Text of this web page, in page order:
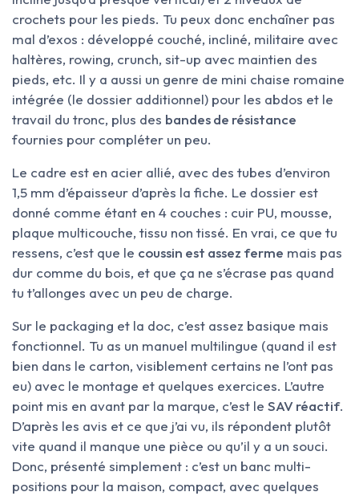
crochets pour les pieds. Tu peux donc enchaîner pas
mal d’exos : développé couché, incliné, militaire avec
haltères, rowing, crunch, sit-up avec maintien des
pieds, etc. Il y a aussi un genre de mini chaise romaine
intégrée (le dossier additionnel) pour les abdos et le
travail du tronc, plus des bandes de résistance
fournies pour compléter un peu.
Le cadre est en acier allié, avec des tubes d’environ
1,5 mm d’épaisseur d’après la fiche. Le dossier est
donné comme étant en 4 couches : cuir PU, mousse,
plaque multicouche, tissu non tissé. En vrai, ce que tu
ressens, c’est que le coussin est assez ferme mais pas
dur comme du bois, et que ça ne s’écrase pas quand
tu t’allonges avec un peu de charge.
Sur le packaging et la doc, c’est assez basique mais
fonctionnel. Tu as un manuel multilingue (quand il est
bien dans le carton, visiblement certains ne l’ont pas
eu) avec le montage et quelques exercices. L’autre
point mis en avant par la marque, c’est le SAV réactif.
D’après les avis et ce que j’ai vu, ils répondent plutôt
vite quand il manque une pièce ou qu’il y a un souci.
Donc, présenté simplement : c’est un banc multi-
positions pour la maison, compact, avec quelques